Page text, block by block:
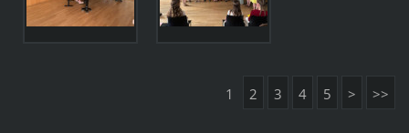
1 2 3 4 5 > >>